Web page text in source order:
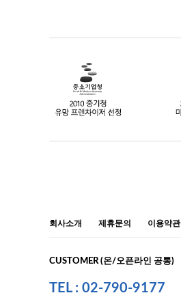
회사소개 제휴문의 이용약관
CUSTOMER (온/오픈라인 공통)
TEL : 02-790-9177